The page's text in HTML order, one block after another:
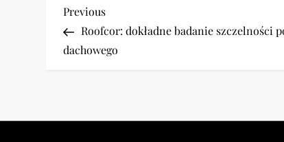
N
a
Previous
Post
Previous
Roofcor: dokładne badanie szczelności
dachowego